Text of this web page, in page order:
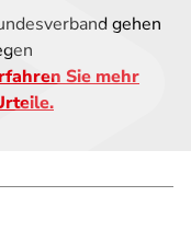
gehen
Sie mehr